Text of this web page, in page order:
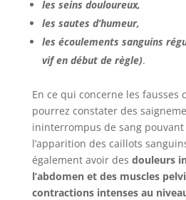
les seins douloureux,
les sautes d’humeur,
les écoulements sanguins
vif en début de règle).
En ce qui concerne les fausses
pourrez constater des
ininterrompus de sang
l’apparition des caillots
également avoir des douleurs
l’abdomen et des muscles
contractions intenses au